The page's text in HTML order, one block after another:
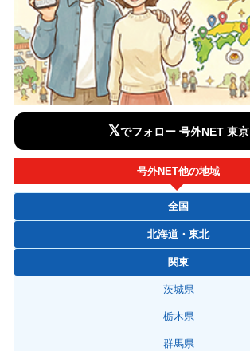
𝕏でフォロー 号外NET 東京
号外NET他の地域
全国
北海道・東北
関東
茨城県
栃木県
群馬県